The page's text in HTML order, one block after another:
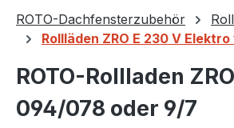
ROTO-Dachfensterzubehör
Rollläden ZRO E 230 V Elektro
ROTO-Rollladen
094/078 oder 9/7